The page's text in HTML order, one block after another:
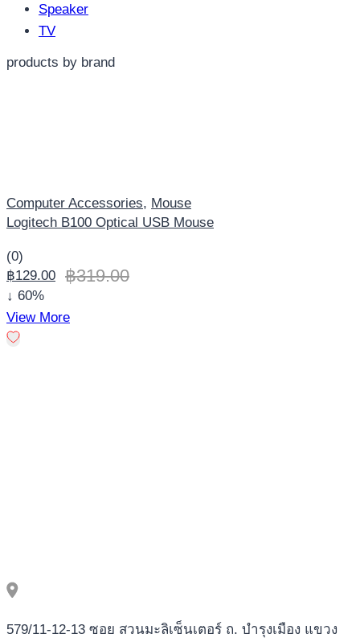
Speaker
TV
products by brand
Computer Accessories, Mouse
Logitech B100 Optical USB Mouse
(0)
฿319.00
฿129.00
↓ 60%
View More
579/11-12-13 ซอย สวนมะลิเซ็นเตอร์ ถ. บำรุงเมือง แขวง